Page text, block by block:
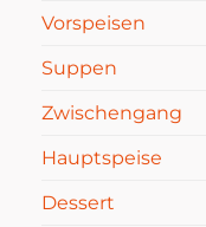
Vorspeisen
Suppen
Zwischengang
Hauptspeise
Dessert